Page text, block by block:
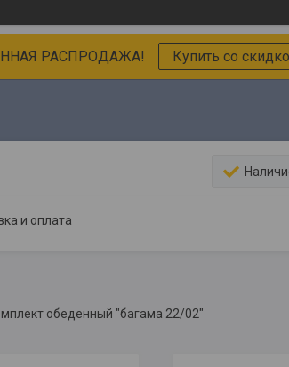
РАСПРОДАЖА! Купить со
и оплата
обеденный "багама 22/02"